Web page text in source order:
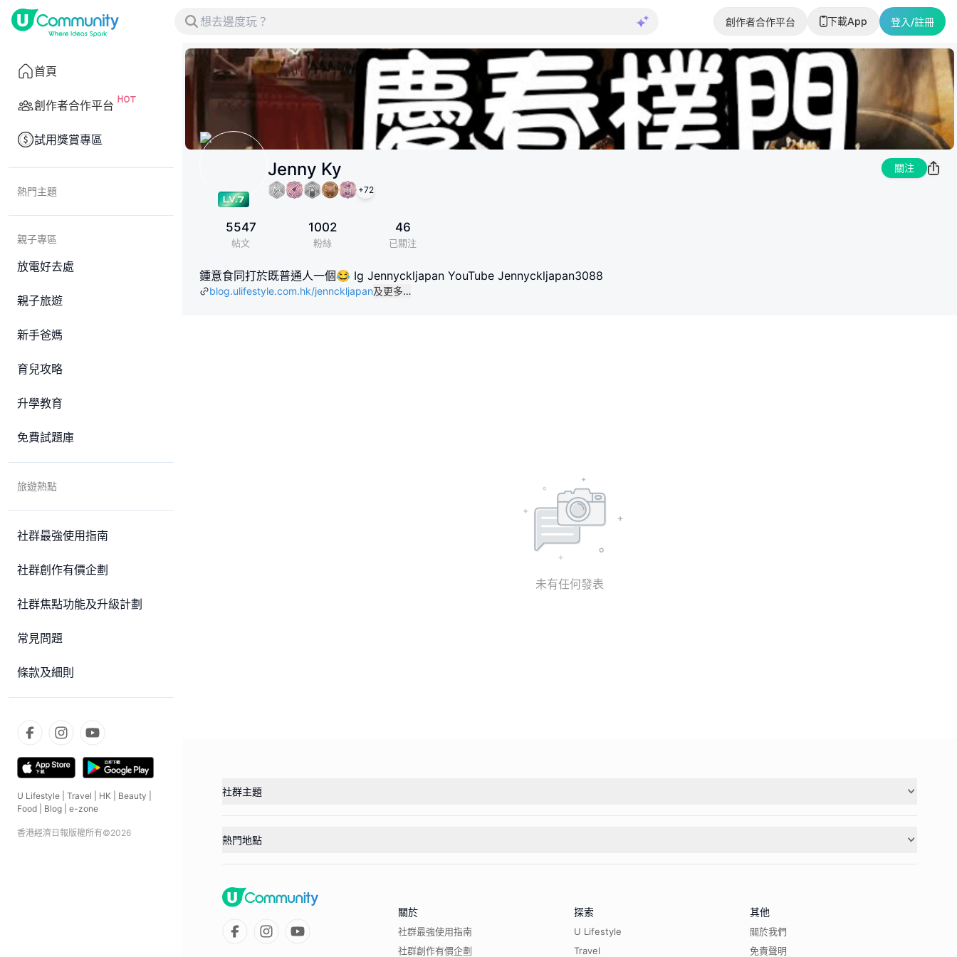
創作者合作平台 下載App 登入/註冊
首頁
創作者合作平台
試用獎賞專區
熱門主題
親子專區
放電好去處
親子旅遊
新手爸媽
育兒攻略
升學教育
免費試題庫
旅遊熱點
社群最強使用指南
社群創作有價企劃
社群焦點功能及升級計劃
常見問題
條款及細則
U Lifestyle Travel HK Beauty
Food
Blog e-zone
香港經濟日報版權所有©2026
Jenny Ky
+72
關注
5547
帖文
1002
粉絲
46
已關注
鍾意食同打於既普通人一個😂 Ig Jennyckljapan YouTube Jennyckljapan3088
blog.ulifestyle.com.hk/jennckljapan及更多…
未有任何發表
社群主題
熱門地點
關於
社群最強使用指南
社群創作有價企劃
探索
U Lifestyle
Travel
其他
關於我們
免責聲明